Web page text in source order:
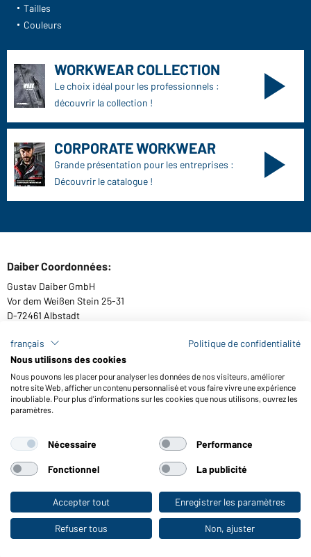
Vers la boutique pour particuliers
Tailles
Couleurs
WORKWEAR COLLECTION
Le choix idéal pour les professionnels :
découvrir la collection !
CORPORATE WORKWEAR
Grande présentation pour les entreprises :
Découvrir le catalogue !
Daiber Coordonnées:
Gustav Daiber GmbH
Vor dem Weißen Stein 25-31
D-72461 Albstadt
Télécharger ou commander catalogues
Lien aux catalogues
Conditions générales
Mentions légales
Protection des données
Paramètre de cookies
Accessibilité
© 2026 Daiber
français
Politique de confidentialité
Nous utilisons des cookies
Nous pouvons les placer pour analyser les données de nos visiteurs, améliorer
notre site Web, afficher un contenu personnalisé et vous faire vivre une expérience
inoubliable. Pour plus d'informations sur les cookies que nous utilisons, ouvrez les
paramètres.
Nécessaire Performance
Fonctionnel La publicité
Accepter tout Enregistrer les paramètres
Refuser tous Non, ajuster